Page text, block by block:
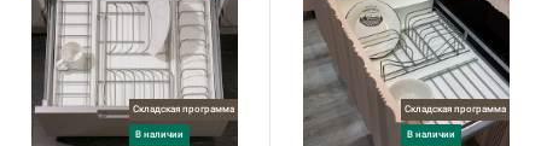
Складская программа
в наличии
Складская программа
в наличии